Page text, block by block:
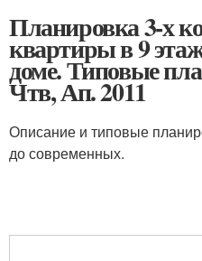
Планировка 3-х
квартиры в 9
доме. Типовые
Чтв, Ап. 2011
Описание и типовые
до современных.